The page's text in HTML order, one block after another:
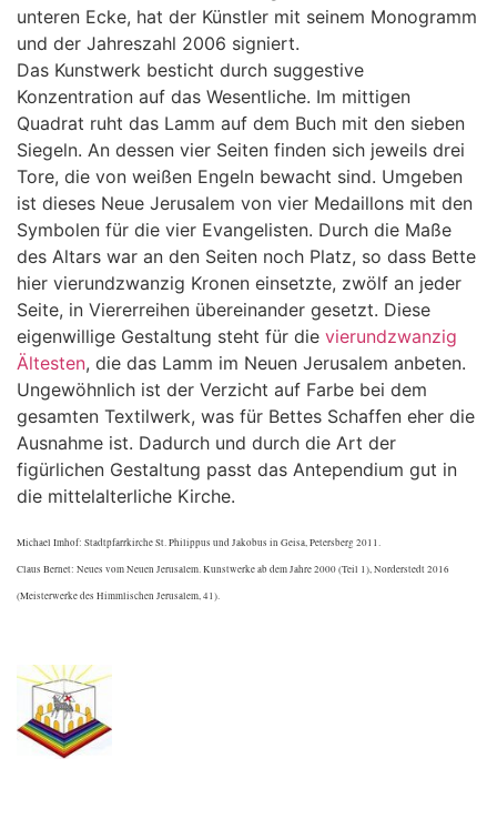
unteren Ecke, hat der Künstler mit seinem Monogramm
und der Jahreszahl 2006 signiert.
Das Kunstwerk besticht durch suggestive
Konzentration auf das Wesentliche. Im mittigen
Quadrat ruht das Lamm auf dem Buch mit den sieben
Siegeln. An dessen vier Seiten finden sich jeweils drei
Tore, die von weißen Engeln bewacht sind. Umgeben
ist dieses Neue Jerusalem von vier Medaillons mit den
Symbolen für die vier Evangelisten. Durch die Maße
des Altars war an den Seiten noch Platz, so dass Bette
hier vierundzwanzig Kronen einsetzte, zwölf an jeder
Seite, in Viererreihen übereinander gesetzt. Diese
eigenwillige Gestaltung steht für die vierundzwanzig
Ältesten, die das Lamm im Neuen Jerusalem anbeten.
Ungewöhnlich ist der Verzicht auf Farbe bei dem
gesamten Textilwerk, was für Bettes Schaffen eher die
Ausnahme ist. Dadurch und durch die Art der
figürlichen Gestaltung passt das Antependium gut in
die mittelalterliche Kirche.
Michael Imhof: Stadtpfarrkirche St. Philippus und Jakobus in Geisa, Petersberg 2011.
Claus Bernet: Neues vom Neuen Jerusalem. Kunstwerke ab dem Jahre 2000 (Teil 1), Norderstedt 2016
(Meisterwerke des Himmlischen Jerusalem, 41).